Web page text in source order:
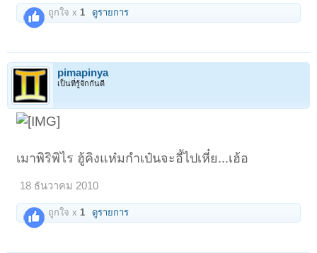
ถูกใจ x1 ดูรายการ
pimapinya
เป็นที่รู้จักกันดี
เมาพิริพิไร ฮู้คิงแห๋มกำเป๋นจะอี้ไปเหี๋ย...เฮ้อ
18 ธันวาคม 2010
ถูกใจ x1 ดูรายการ